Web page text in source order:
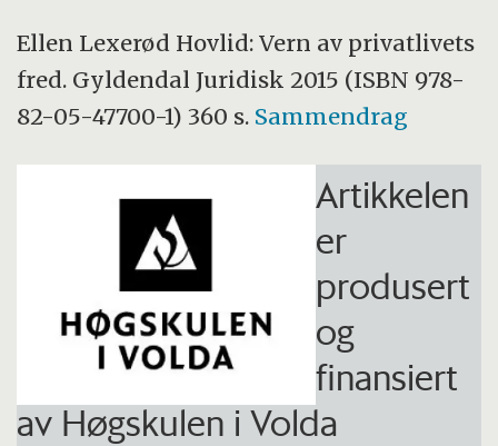
Ellen Lexerød Hovlid: Vern av privatlivets
fred. Gyldendal Juridisk 2015 (ISBN 978-
82-05-47700-1) 360 s. Sammendrag
Artikkelen
er
produsert
og
finansiert
av Høgskulen i Volda